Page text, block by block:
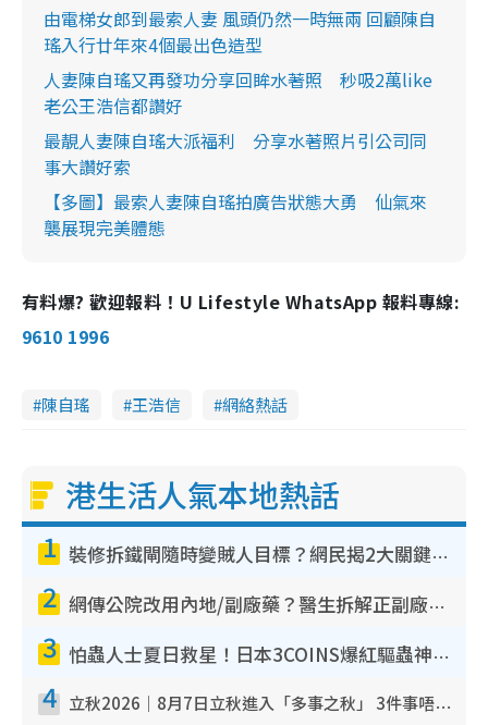
由電梯女郎到最索人妻 風頭仍然一時無兩 回顧陳自
瑤入行廿年來4個最出色造型
人妻陳自瑤又再發功分享回眸水著照 秒吸2萬like
老公王浩信都讚好
最靚人妻陳自瑤大派福利 分享水著照片引公司同
事大讚好索
【多圖】最索人妻陳自瑤拍廣告狀態大勇 仙氣來
襲展現完美體態
有料爆? 歡迎報料！U Lifestyle WhatsApp 報料專線:
9610 1996
陳自瑤 王浩信 網絡熱話
港生活人氣本地熱話
1 裝修拆鐵閘隨時變賊人目標？網民揭2大關鍵用途：裝新式等於白裝？附新舊鐵閘分別
2 網傳公院改用內地/副廠藥？醫生拆解正副廠分別 揭4類人換藥隨時出事
3 怕蟲人士夏日救星！日本3COINS爆紅驅蟲神器$45起 1招「全程免觸碰」輕鬆搞定小強
4 立秋2026｜8月7日立秋進入「多事之秋」 3件事唔做得！專家教6招開運 清枱頭／銀包納氣接好運